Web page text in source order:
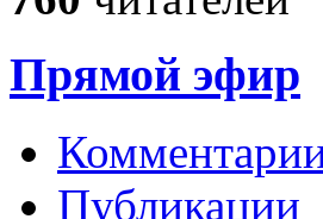
Прямой эфир
Публикации